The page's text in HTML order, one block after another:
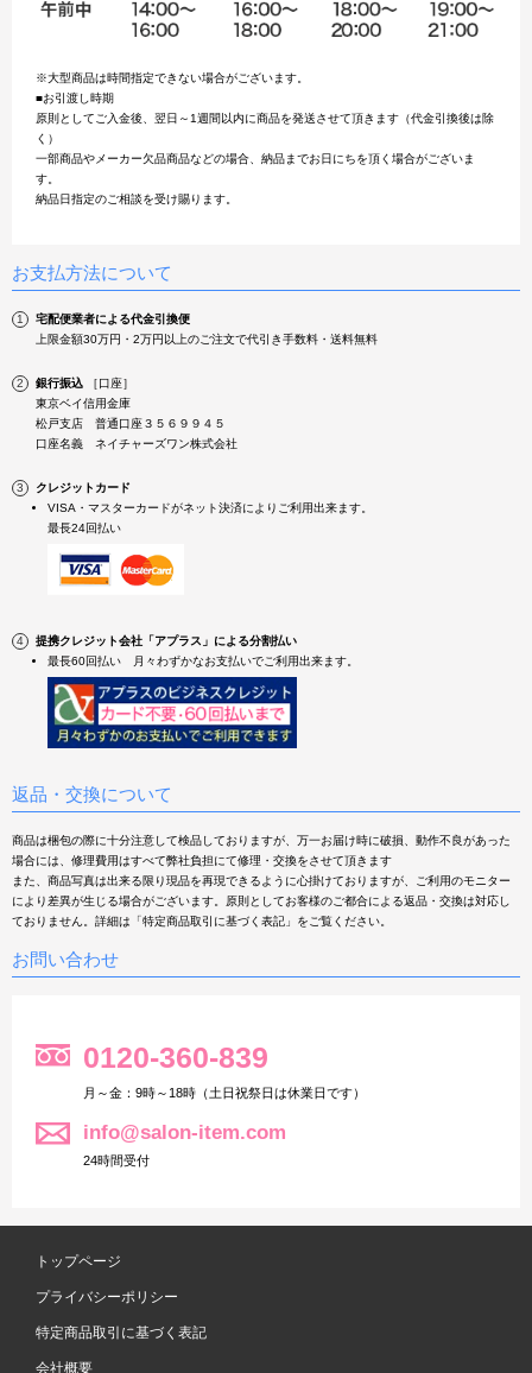
※大型商品は時間指定できない場合がございます。
■お引渡し時期
原則としてご入金後、翌日～1週間以内に商品を発送させて頂きます（代金引換後は除
く）
一部商品やメーカー欠品商品などの場合、納品までお日にちを頂く場合がございま
す。
納品日指定のご相談を受け賜ります。
お支払方法について
宅配便業者による代金引換便
上限金額30万円・2万円以上のご注文で代引き手数料・送料無料
銀行振込 ［口座］
東京ベイ信用金庫
松戸支店 普通口座３５６９９４５
口座名義 ネイチャーズワン株式会社
クレジットカード
VISA・マスターカードがネット決済によりご利用出来ます。
最長24回払い
提携クレジット会社「アプラス」による分割払い
最長60回払い 月々わずかなお支払いでご利用出来ます。
返品・交換について
商品は梱包の際に十分注意して検品しておりますが、万一お届け時に破損、動作不良があった
場合には、修理費用はすべて弊社負担にて修理・交換をさせて頂きます
また、商品写真は出来る限り現品を再現できるように心掛けておりますが、ご利用のモニター
により差異が生じる場合がございます。原則としてお客様のご都合による返品・交換は対応し
ておりません。詳細は「特定商品取引に基づく表記」をご覧ください。
お問い合わせ
0120-360-839
月～金：9時～18時（土日祝祭日は休業日です）
info@salon-item.com
24時間受付
トップページ
プライバシーポリシー
特定商品取引に基づく表記
会社概要